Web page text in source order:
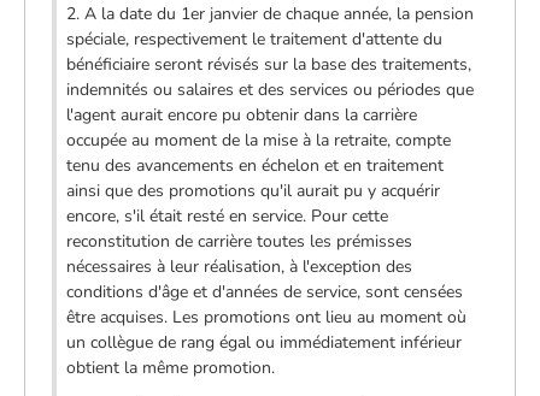
2. A la date du 1er janvier de chaque année, la pension
spéciale, respectivement le traitement d'attente du
bénéficiaire seront révisés sur la base des traitements,
indemnités ou salaires et des services ou périodes que
l'agent aurait encore pu obtenir dans la carrière
occupée au moment de la mise à la retraite, compte
tenu des avancements en échelon et en traitement
ainsi que des promotions qu'il aurait pu y acquérir
encore, s'il était resté en service. Pour cette
reconstitution de carrière toutes les prémisses
nécessaires à leur réalisation, à l'exception des
conditions d'âge et d'années de service, sont censées
être acquises. Les promotions ont lieu au moment où
un collègue de rang égal ou immédiatement inférieur
obtient la même promotion.